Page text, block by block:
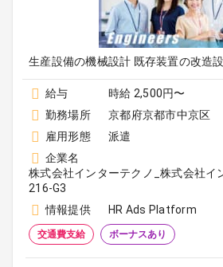
生産設備の機械設計 既存装置の改造
給与
時給 2,500円〜
勤務場所
京都府京都市中京区
雇用形態
派遣
企業名
株式会社インターテクノ_株式会社イ
216-G3
情報提供
HR Ads Platform
交通費支給 ボーナスあり